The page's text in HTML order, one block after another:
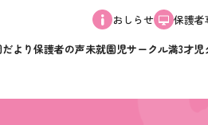
おしらせ 保護者
より保護者の声未就園児サークル満3才児